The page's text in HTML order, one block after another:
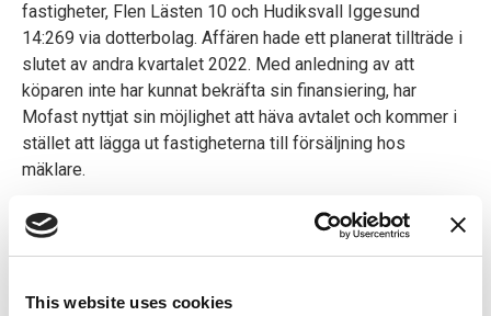
This website uses cookies
fastigheter, Flen Lästen 10 och Hudiksvall Iggesund
14:269 via dotterbolag. Affären hade ett planerat tillträde i
slutet av andra kvartalet 2022. Med anledning av att
köparen inte har kunnat bekräfta sin finansiering, har
Mofast nyttjat sin möjlighet att häva avtalet och kommer i
stället att lägga ut fastigheterna till försäljning hos
mäklare.
Styrelsen